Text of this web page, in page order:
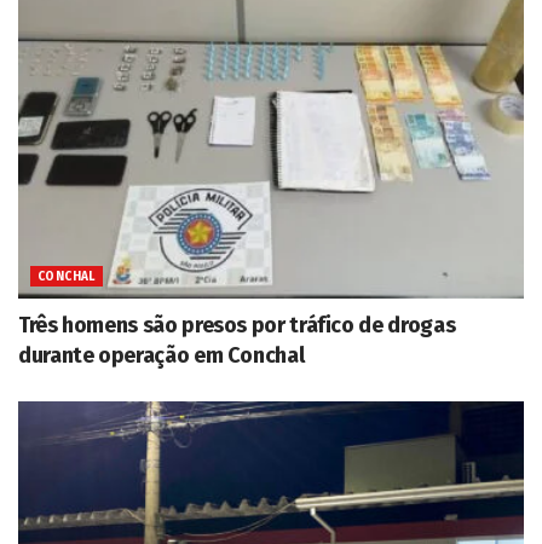
CONCHAL
Três homens são presos por tráfico de drogas
durante operação em Conchal